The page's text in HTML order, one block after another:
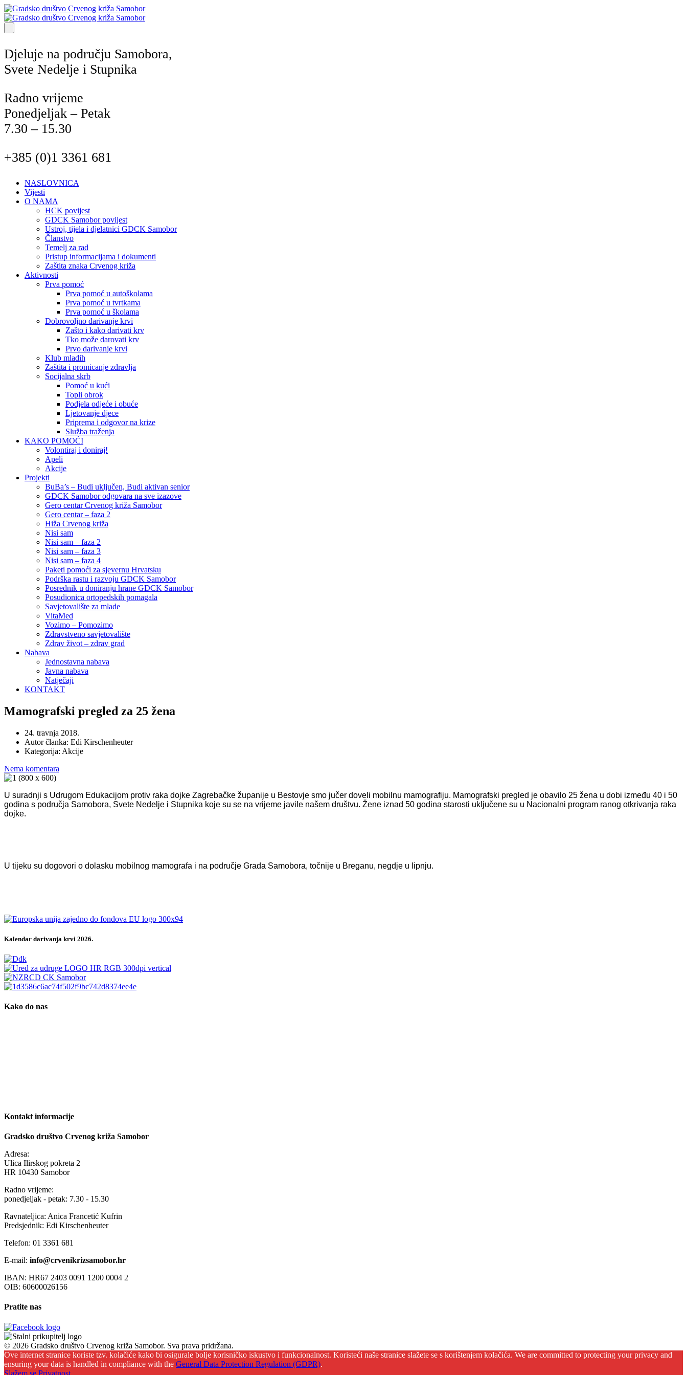
Djeluje na području Samobora,
Svete Nedelje i Stupnika
Radno vrijeme
Ponedjeljak – Petak
7.30 – 15.30
+385 (0)1 3361 681
NASLOVNICA
Vijesti
O NAMA
HCK povijest
GDCK Samobor povijest
Ustroj, tijela i djelatnici GDCK Samobor
Članstvo
Temelj za rad
Pristup informacijama i dokumenti
Zaštita znaka Crvenog križa
Aktivnosti
Prva pomoć
Prva pomoć u autoškolama
Prva pomoć u tvrtkama
Prva pomoć u školama
Dobrovoljno darivanje krvi
Zašto i kako darivati krv
Tko može darovati krv
Prvo darivanje krvi
Klub mladih
Zaštita i promicanje zdravlja
Socijalna skrb
Pomoć u kući
Topli obrok
Podjela odjeće i obuće
Ljetovanje djece
Priprema i odgovor na krize
Služba traženja
KAKO POMOĆI
Volontiraj i doniraj!
Apeli
Akcije
Projekti
BuBa’s – Budi uključen, Budi aktivan senior
GDCK Samobor odgovara na sve izazove
Gero centar Crvenog križa Samobor
Gero centar – faza 2
Hiža Crvenog križa
Nisi sam
Nisi sam – faza 2
Nisi sam – faza 3
Nisi sam – faza 4
Paketi pomoći za sjevernu Hrvatsku
Podrška rastu i razvoju GDCK Samobor
Posrednik u doniranju hrane GDCK Samobor
Posudionica ortopedskih pomagala
Savjetovalište za mlade
VitaMed
Vozimo – Pomozimo
Zdravstveno savjetovalište
Zdrav život – zdrav grad
Nabava
Jednostavna nabava
Javna nabava
Natječaji
KONTAKT
Mamografski pregled za 25 žena
24. travnja 2018.
Autor članka: Edi Kirschenheuter
Kategorija: Akcije
Nema komentara
U suradnji s Udrugom Edukacijom protiv raka dojke Zagrebačke županije u Bestovje smo jučer doveli mobilnu mamografiju. Mamografski pregled je obavilo 25 žena u dobi između 40 i 50
godina s područja Samobora, Svete Nedelje i Stupnika koje su se na vrijeme javile našem društvu. Žene iznad 50 godina starosti uključene su u Nacionalni program ranog otkrivanja raka
dojke.
U tijeku su dogovori o dolasku mobilnog mamografa i na područje Grada Samobora, točnije u Breganu, negdje u lipnju.
Kalendar darivanja krvi 2026.
Kako do nas
Kontakt informacije
Gradsko društvo Crvenog križa Samobor
Adresa:
Ulica Ilirskog pokreta 2
HR 10430 Samobor
Radno vrijeme:
ponedjeljak - petak: 7.30 - 15.30
Ravnateljica: Anica Francetić Kufrin
Predsjednik: Edi Kirschenheuter
Telefon: 01 3361 681
E-mail: info@crvenikrizsamobor.hr
IBAN: HR67 2403 0091 1200 0004 2
OIB: 60600026156
Pratite nas
© 2026 Gradsko društvo Crvenog križa Samobor. Sva prava pridržana.
Ove internet stranice koriste tzv. kolačiće kako bi osigurale bolje korisničko iskustvo i funkcionalnost. Koristeći naše stranice slažete se s korištenjem kolačića. We are committed to protecting your privacy and
ensuring your data is handled in compliance with the General Data Protection Regulation (GDPR).
Slažem se Privatnost